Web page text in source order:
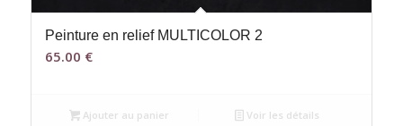
Peinture en relief MULTICOLOR 2
65.00 €
Ajouter au panier Voir les détails